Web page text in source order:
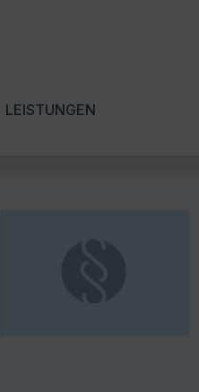
LEISTUNGEN